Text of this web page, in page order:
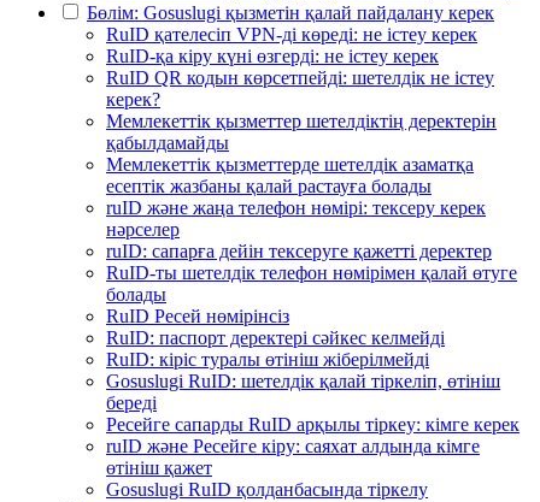
Бөлім: Gosuslugi қызметін қалай пайдалану керек
RuID қателесіп VPN-ді көреді: не істеу керек
RuID-қа кіру күні өзгерді: не істеу керек
RuID QR кодын көрсетпейді: шетелдік не істеу
керек?
Мемлекеттік қызметтер шетелдіктің деректерін
қабылдамайды
Мемлекеттік қызметтерде шетелдік азаматқа
есептік жазбаны қалай растауға болады
ruID және жаңа телефон нөмірі: тексеру керек
нәрселер
ruID: сапарға дейін тексеруге қажетті деректер
RuID-ты шетелдік телефон нөмірімен қалай өтуге
болады
RuID Ресей нөмірінсіз
RuID: паспорт деректері сәйкес келмейді
RuID: кіріс туралы өтініш жіберілмейді
Gosuslugi RuID: шетелдік қалай тіркеліп, өтініш
береді
Ресейге сапарды RuID арқылы тіркеу: кімге керек
ruID және Ресейге кіру: саяхат алдында кімге
өтініш қажет
Gosuslugi RuID қолданбасында тіркелу